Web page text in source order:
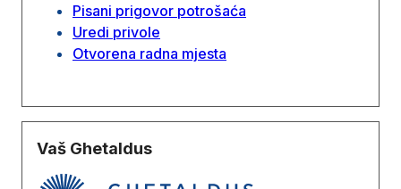
Pisani prigovor potrošaća
Uredi privole
Otvorena radna mjesta
Vaš Ghetaldus